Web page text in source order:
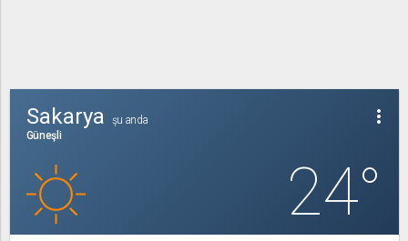
more_vert
Sakarya
şu anda
Güneşli
24°